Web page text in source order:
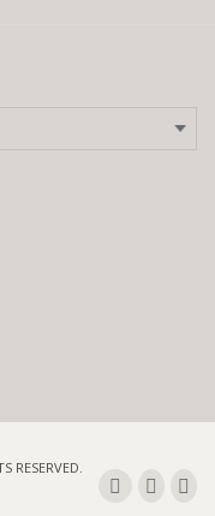
RESERVED.